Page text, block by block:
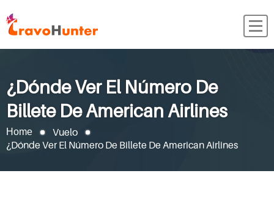
¿Dónde Ver El Número De
Billete De American Airlines
Home
Vuelo
¿Dónde Ver El Número De Billete De American Airlines